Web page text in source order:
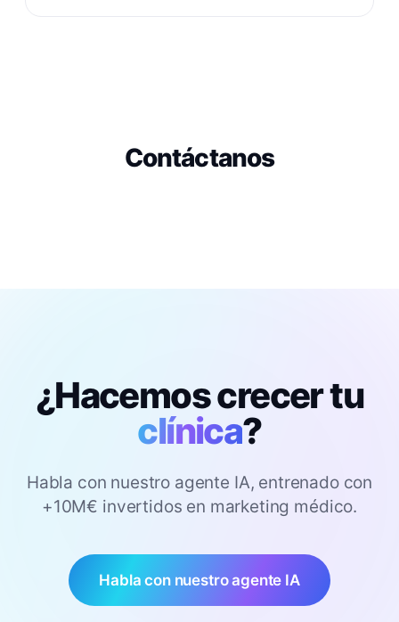
Contáctanos
¿Hacemos crecer tu
clínica?
Habla con nuestro agente IA, entrenado con
+10M€ invertidos en marketing médico.
Habla con nuestro agente IA